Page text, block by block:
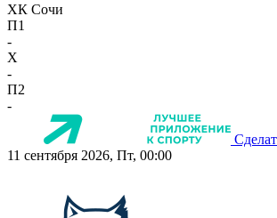
ХК Сочи
П1
-
X
-
П2
-
11 сентября 2026, Пт, 00:00